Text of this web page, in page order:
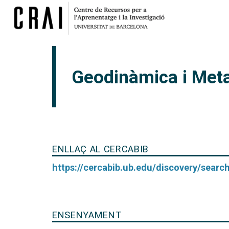
Geodinàmica i
ENLLAÇ AL CERCABIB
https://cercabib.ub.edu/discovery/
ENSENYAMENT